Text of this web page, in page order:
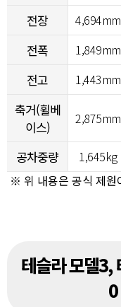
전장 4,694mm
전폭 1,849mm
전고 1,443mm
축거(휠베
이스)
2,875mm
공차중량 1,645kg
※ 위 내용은 공식 제원
테슬라 모델3,